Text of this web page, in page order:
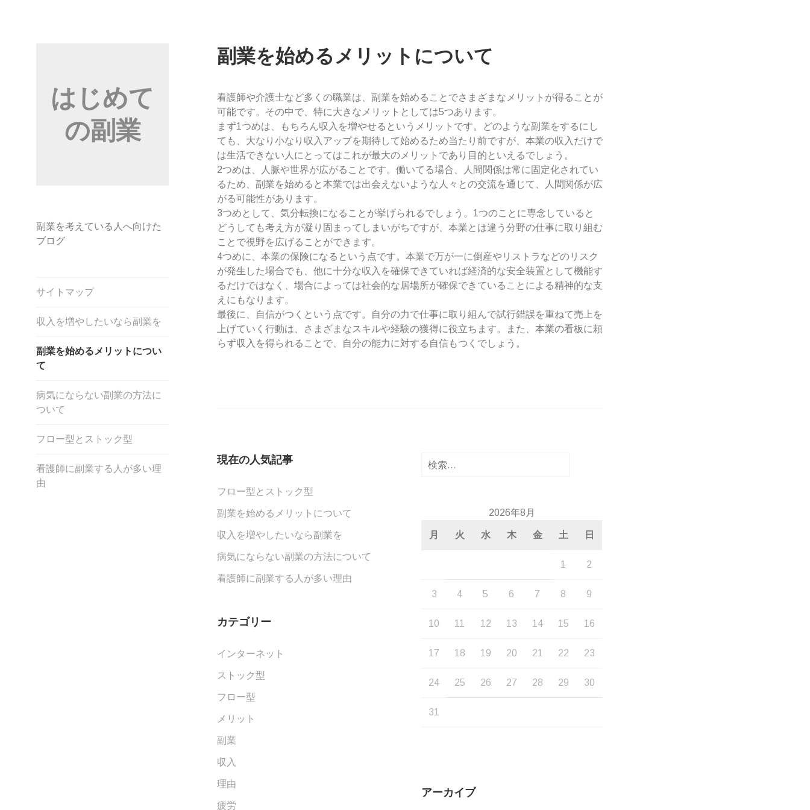
はじめて
の副業
副業を考えている人へ向けた
ブログ
サイトマップ
収入を増やしたいなら副業を
副業を始めるメリットについ
て
病気にならない副業の方法に
ついて
フロー型とストック型
看護師に副業する人が多い理
由
副業を始めるメリットについて
看護師や介護士など多くの職業は、副業を始めることでさまざまなメリットが得ることが
可能です。その中で、特に大きなメリットとしては5つあります。
まず1つめは、もちろん収入を増やせるというメリットです。どのような副業をするにし
ても、大なり小なり収入アップを期待して始めるため当たり前ですが、本業の収入だけで
は生活できない人にとってはこれが最大のメリットであり目的といえるでしょう。
2つめは、人脈や世界が広がることです。働いてる場合、人間関係は常に固定化されてい
るため、副業を始めると本業では出会えないような人々との交流を通じて、人間関係が広
がる可能性があります。
3つめとして、気分転換になることが挙げられるでしょう。1つのことに専念していると
どうしても考え方が凝り固まってしまいがちですが、本業とは違う分野の仕事に取り組む
ことで視野を広げることができます。
4つめに、本業の保険になるという点です。本業で万が一に倒産やリストラなどのリスク
が発生した場合でも、他に十分な収入を確保できていれば経済的な安全装置として機能す
るだけではなく、場合によっては社会的な居場所が確保できていることによる精神的な支
えにもなります。
最後に、自信がつくという点です。自分の力で仕事に取り組んで試行錯誤を重ねて売上を
上げていく行動は、さまざまなスキルや経験の獲得に役立ちます。また、本業の看板に頼
らず収入を得られることで、自分の能力に対する自信もつくでしょう。
現在の人気記事
フロー型とストック型
副業を始めるメリットについて
収入を増やしたいなら副業を
病気にならない副業の方法について
看護師に副業する人が多い理由
カテゴリー
インターネット
ストック型
フロー型
メリット
副業
収入
理由
疲労
検
2026年8月
月 火 水 木 金 土 日
1 2
3 4 5 6 7 8 9
10 11 12 13 14 15 16
17 18 19 20 21 22 23
24 25 26 27 28 29 30
31
アーカイブ